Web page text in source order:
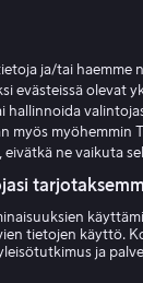
ja/tai haemme
evästeissä olevat
hallinnoida
myös myöhemmin
ne vaikuta
tietojen käyttö.
ja